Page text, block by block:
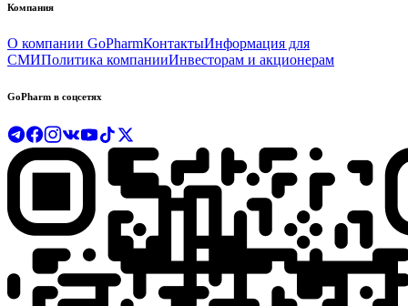
Компания
О компании GoPharmКонтактыИнформация для
СМИПолитика компанииИнвесторам и акционерам
GoPharm в соцсетях